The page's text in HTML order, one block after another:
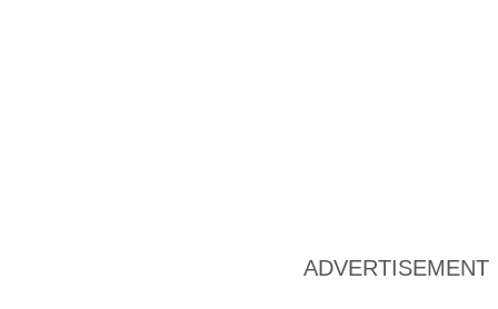
ADVERTISEMENT